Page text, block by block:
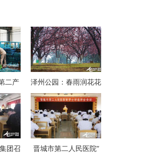
二产 泽州公园：春雨润花花
团召 晋城市第二人民医院“